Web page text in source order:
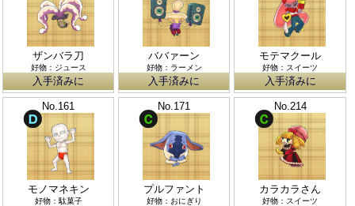
ザンバラ刀
好物：ジュース
入手済みに
ババァーン
好物：ラーメン
入手済みに
モテマクール
好物：スイーツ
入手済みに
No.161
モノマネキン
好物：駄菓子
No.171
プルファント
好物：おにぎり
No.214
カラカラさん
好物：スイーツ